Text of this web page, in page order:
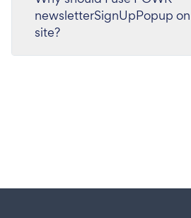
newsletterSignUpPopup
site?